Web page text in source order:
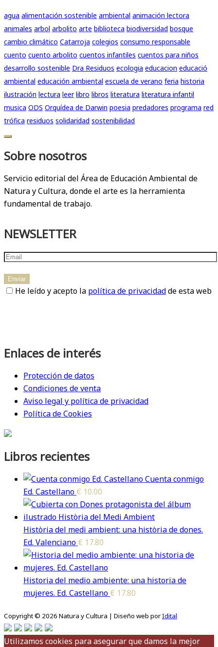
agua alimentación sostenible ambiental animación lectora
animales arbol arbolito arte biblioteca biodiversidad bosque
cambio climático Catarroja colegios consumo responsable
cuento cuento arbolito cuentos infantiles cuentos para niños
desarrollo sostenible Dra Residuos ecologia educacion educació
ambiental educación ambiental escuela de verano feria historia
ilustración lectura leer libro libros literatura literatura infantil
musica ODS Orquídea de Darwin poesia predadores programa red
trófica residuos solidaridad sostenibilidad
Sobre nosotros
Servicio editorial del Área de Educación Ambiental de
Natura y Cultura, donde el arte es la herramienta
fundamental de trabajo.
NEWSLETTER
He leído y acepto la política de privacidadde esta web
Enlaces de interés
Protección de datos
Condiciones de venta
Aviso legal y política de privacidad
Política de Cookies
Libros recientes
Cuenta conmigo
Ed. Castellano € 10.00
Història del medi ambient: una història de dones.
Ed. Valenciano € 17.80
Historia del medio ambiente: una historia de
mujeres. Ed. Castellano € 17.80
Copyright © 2026 Natura y Cultura | Diseño web porIdital
Utilizamos cookies para asegurar que damos la mejor